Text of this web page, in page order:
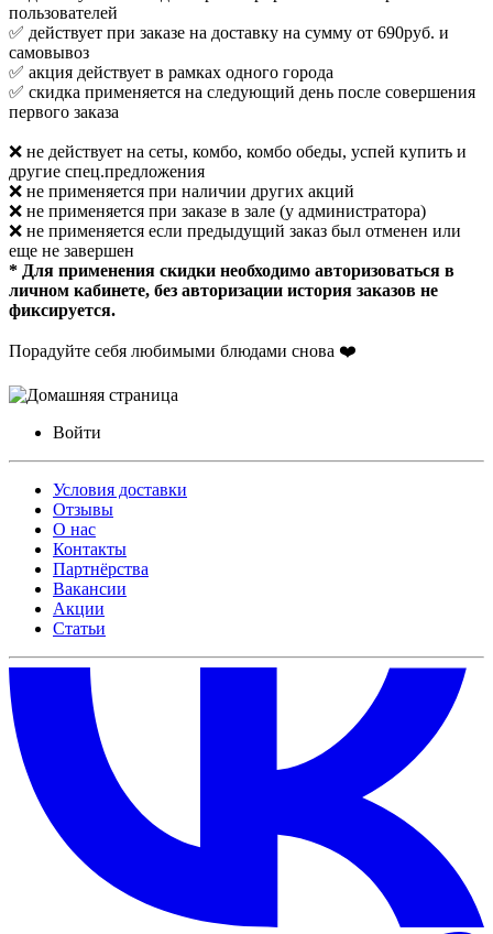
пользователей
✅ действует при заказе на доставку на сумму от 690руб. и
самовывоз
✅ акция действует в рамках одного города
✅ скидка применяется на следующий день после совершения
первого заказа
❌ не действует на сеты, комбо, комбо обеды, успей купить и
другие спец.предложения
❌ не применяется при наличии других акций
❌ не применяется при заказе в зале (у администратора)
❌ не применяется если предыдущий заказ был отменен или
еще не завершен
* Для применения скидки необходимо авторизоваться в
личном кабинете, без авторизации история заказов не
фиксируется.
Порадуйте себя любимыми блюдами снова ❤️
Войти
Условия доставки
Отзывы
О нас
Контакты
Партнёрства
Вакансии
Акции
Статьи